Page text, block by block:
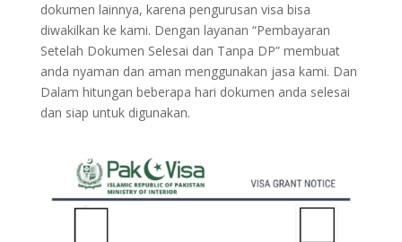
dokumen lainnya, karena pengurusan visa bisa
diwakilkan ke kami. Dengan layanan “Pembayaran
Setelah Dokumen Selesai dan Tanpa DP” membuat
anda nyaman dan aman menggunakan jasa kami. Dan
Dalam hitungan beberapa hari dokumen anda selesai
dan siap untuk digunakan.